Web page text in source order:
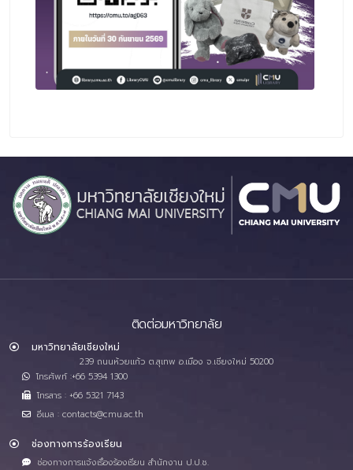
ติดต่อมหาวิทยาลัย
มหาวิทยาลัยเชียงใหม่
239 ถนนห้วยแก้ว ต.สุเทพ อ.เมือง จ.เชียงใหม่ 50200
โทรศัพท์ :+66 5394 1300
โทรสาร : +66 5321 7143
อีเมล : contacts@cmu.ac.th
ช่องทางการร้องเรียน
ช่องทางการแจ้งเรื่องร้องเรียน สำนักงาน ป.ป.ช.